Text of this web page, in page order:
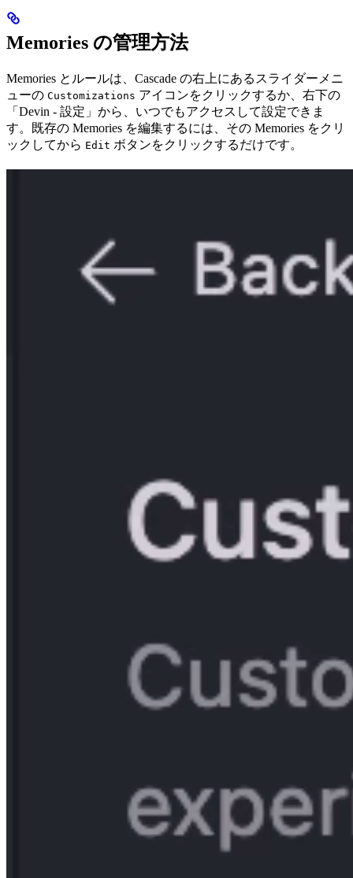
Memories の管理方法
Memories とルールは、Cascade の右上にあるスライダーメニ
ューの Customizations アイコンをクリックするか、右下の
「Devin - 設定」から、いつでもアクセスして設定できま
す。既存の Memories を編集するには、その Memories をクリ
ックしてから Edit ボタンをクリックするだけです。